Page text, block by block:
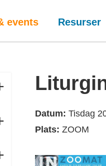
events Resurser
Datum:Tisdag
Plats:ZOOM